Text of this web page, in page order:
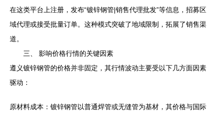
在这类平台上注册，发布“镀锌钢管|销售代理批发”等信息，招募区
域代理或接受批量订单。这种模式突破了地域限制，拓展了销售渠
道。
三、 影响价格行情的关键因素
遵义镀锌钢管的价格并非固定，其行情波动主要受以下几方面因素
驱动：
原材料成本：镀锌钢管以普通焊管或无缝管为基材，其价格与国际